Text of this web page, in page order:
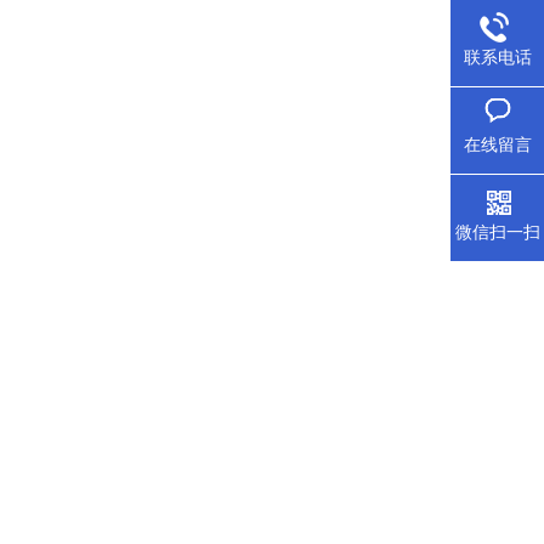
联系电话
在线留言
微信扫一扫